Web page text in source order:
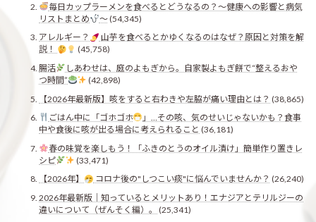
毎日カップラーメンを食べるとどうなるの？〜健康への影響と病気
リストまとめ
〜(54,345)
アレルギー？
山芋を食べるとかゆくなるのはなぜ？原因と対策を解
説！
(45,758)
腸活
しあわせは、庭のよもぎから。自家製よもぎ餅で“整えるおや
つ時間”
(42,898)
【2026年最新版】咳をすると右わきや左脇が痛い理由とは？ (38,865)
ごはん中に「ゴホゴホ
」…その咳、気のせいじゃないかも？食事
中や食後に咳が出る場合に考えられること (36,181)
春の味覚を楽しもう！「ふきのとうのオイル漬け」簡単作り置きレ
シピ
(33,471)
【2026年】
コロナ後の"しつこい痰"に悩んでいませんか？ (26,240)
2026年最新版｜知っているとメリットあり！エナジアとテリルジーの
違いについて（ぜんそく編）。
(25,341)